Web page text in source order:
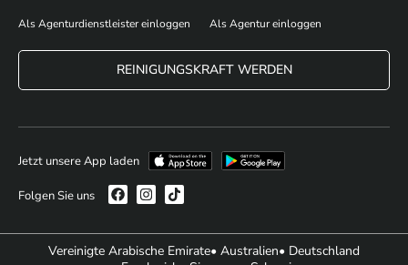
Als Agenturdienstleister einloggen Als Agentur einloggen
REINIGUNGSKRAFT WERDEN
Jetzt unsere App laden
Folgen Sie uns
Vereinigte Arabische Emirate• Australien• Deutschland